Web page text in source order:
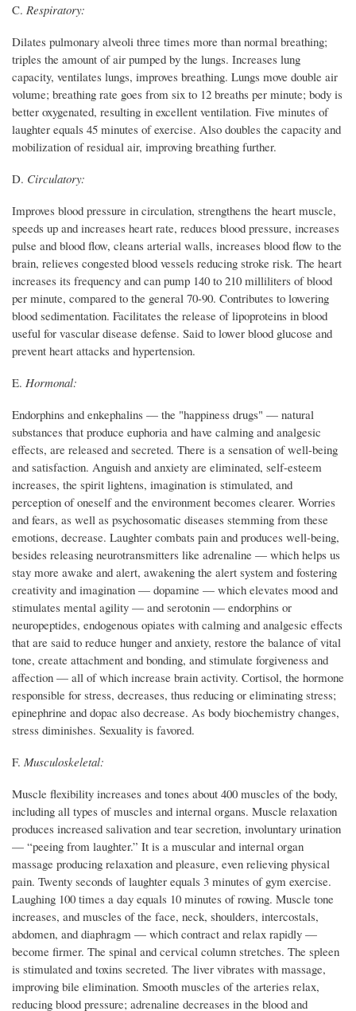
C. Respiratory:
Dilates pulmonary alveoli three times more than normal breathing;
triples the amount of air pumped by the lungs. Increases lung
capacity, ventilates lungs, improves breathing. Lungs move double air
volume; breathing rate goes from six to 12 breaths per minute; body is
better oxygenated, resulting in excellent ventilation. Five minutes of
laughter equals 45 minutes of exercise. Also doubles the capacity and
mobilization of residual air, improving breathing further.
D. Circulatory:
Improves blood pressure in circulation, strengthens the heart muscle,
speeds up and increases heart rate, reduces blood pressure, increases
pulse and blood flow, cleans arterial walls, increases blood flow to the
brain, relieves congested blood vessels reducing stroke risk. The heart
increases its frequency and can pump 140 to 210 milliliters of blood
per minute, compared to the general 70-90. Contributes to lowering
blood sedimentation. Facilitates the release of lipoproteins in blood
useful for vascular disease defense. Said to lower blood glucose and
prevent heart attacks and hypertension.
E. Hormonal:
Endorphins and enkephalins — the "happiness drugs" — natural
substances that produce euphoria and have calming and analgesic
effects, are released and secreted. There is a sensation of well-being
and satisfaction. Anguish and anxiety are eliminated, self-esteem
increases, the spirit lightens, imagination is stimulated, and
perception of oneself and the environment becomes clearer. Worries
and fears, as well as psychosomatic diseases stemming from these
emotions, decrease. Laughter combats pain and produces well-being,
besides releasing neurotransmitters like adrenaline — which helps us
stay more awake and alert, awakening the alert system and fostering
creativity and imagination — dopamine — which elevates mood and
stimulates mental agility — and serotonin — endorphins or
neuropeptides, endogenous opiates with calming and analgesic effects
that are said to reduce hunger and anxiety, restore the balance of vital
tone, create attachment and bonding, and stimulate forgiveness and
affection — all of which increase brain activity. Cortisol, the hormone
responsible for stress, decreases, thus reducing or eliminating stress;
epinephrine and dopac also decrease. As body biochemistry changes,
stress diminishes. Sexuality is favored.
F. Musculoskeletal:
Muscle flexibility increases and tones about 400 muscles of the body,
including all types of muscles and internal organs. Muscle relaxation
produces increased salivation and tear secretion, involuntary urination
— “peeing from laughter.” It is a muscular and internal organ
massage producing relaxation and pleasure, even relieving physical
pain. Twenty seconds of laughter equals 3 minutes of gym exercise.
Laughing 100 times a day equals 10 minutes of rowing. Muscle tone
increases, and muscles of the face, neck, shoulders, intercostals,
abdomen, and diaphragm — which contract and relax rapidly —
become firmer. The spinal and cervical column stretches. The spleen
is stimulated and toxins secreted. The liver vibrates with massage,
improving bile elimination. Smooth muscles of the arteries relax,
reducing blood pressure; adrenaline decreases in the blood and